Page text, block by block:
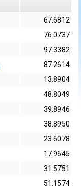
67.6812
76.0737
97.3382
87.2614
13.8904
48.8049
39.8946
38.8950
23.6078
17.9645
31.5751
51.1574